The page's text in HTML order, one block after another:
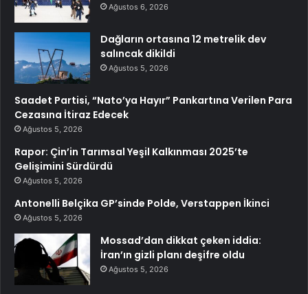
Ağustos 6, 2026
Dağların ortasına 12 metrelik dev
salıncak dikildi
Ağustos 5, 2026
Saadet Partisi, “Nato’ya Hayır” Pankartına Verilen Para
Cezasına İtiraz Edecek
Ağustos 5, 2026
Rapor: Çin’in Tarımsal Yeşil Kalkınması 2025’te
Gelişimini Sürdürdü
Ağustos 5, 2026
Antonelli Belçika GP’sinde Polde, Verstappen İkinci
Ağustos 5, 2026
Mossad’dan dikkat çeken iddia:
İran’ın gizli planı deşifre oldu
Ağustos 5, 2026